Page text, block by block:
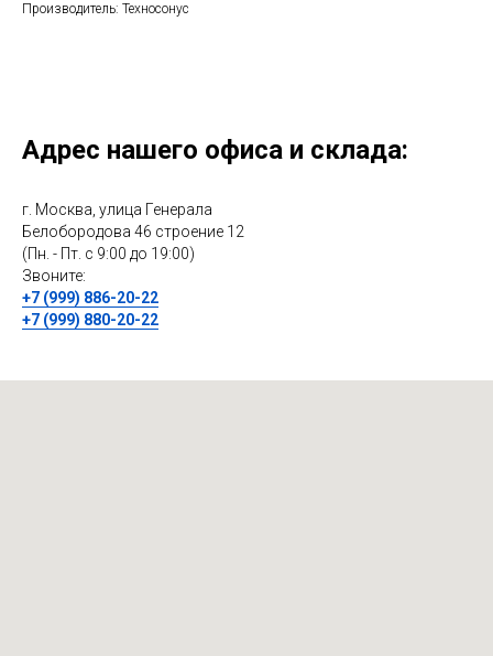
Производитель: Техносонус
Адрес нашего офиса и склада:
г. Москва, улица Генерала
Белобородова 46 строение 12
(Пн. - Пт. с 9:00 до 19:00)
Звоните:
+7 (999) 886-20-22
+7 (999) 880-20-22